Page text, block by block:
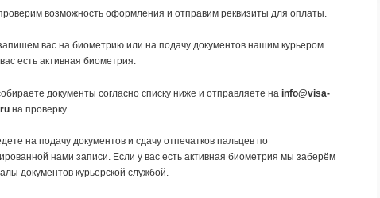
возможность оформления и отправим реквизиты для оплаты.
вас на биометрию или на подачу документов нашим курьером
есть активная биометрия.
документы согласно списку ниже и отправляете наinfo@visa-
на проверку.
на подачу документов и сдачу отпечатков пальцев по
нами записи. Если у вас есть активная биометрия мы заберём
документов курьерской службой.